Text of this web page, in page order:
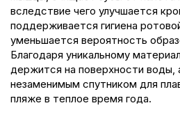
вследствие чего улучшается
поддерживается гигиена
уменьшается вероятность
Благодаря уникальному
держится на поверхности воды,
незаменимым спутником для
пляже в теплое время года.